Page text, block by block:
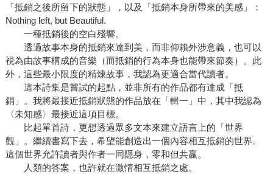
「抵銷之後所留下的狀態」，以及「抵銷本身所帶來的美感」：
Nothing left, but Beautiful.
一種抵銷後的空白殘響。
透過故事本身的抵銷來達到美，而非仰賴外涉意義，也可以
視為由故事構成的音樂（而抵銷的行為本身也能帶來節奏）。此
外，這些最小限度的精煉故事，我認為更適合當代讀者。
這本詩集是嘗試的起點，並非所有的作品都有達成「抵
銷」。我將最接近抵銷狀態的作品放在「輯一」中，其中我認為
〈未知感〉最接近這項目標。
比起單首詩，更想透過眾多文本來建立語言上的「世界
觀」。繼續書寫下去，希望能創造出一個內容相互抵銷的世界。
這個世界允許讀者與作者一同隱身，零和但共贏。
人類的答案，也許就在激情相互抵銷之處。